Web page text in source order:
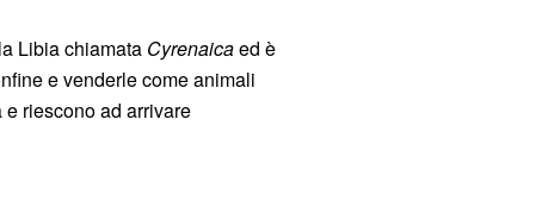
Libia chiamata Cyrenaicaed è
e venderle come animali
riescono ad arrivare